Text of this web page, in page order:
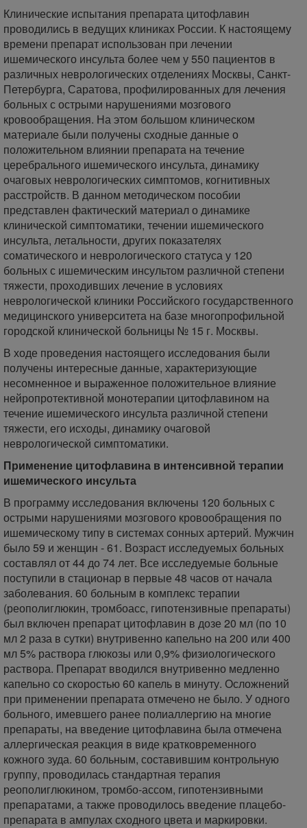
Клинические испытания препарата цитофлавин
проводились в ведущих клиниках России. К настоящему
времени препарат использован при лечении
ишемического инсульта более чем у 550 пациентов в
различных неврологических отделениях Москвы, Санкт-
Петербурга, Саратова, профилированных для лечения
больных с острыми нарушениями мозгового
кровообращения. На этом большом клиническом
материале были получены сходные данные о
положительном влиянии препарата на течение
церебрального ишемического инсульта, динамику
очаговых неврологических симптомов, когнитивных
расстройств. В данном методическом пособии
представлен фактический материал о динамике
клинической симптоматики, течении ишемического
инсульта, летальности, других показателях
соматического и неврологического статуса у 120
больных с ишемическим инсультом различной степени
тяжести, проходивших лечение в условиях
неврологической клиники Российского государственного
медицинского университета на базе многопрофильной
городской клинической больницы № 15 г. Москвы.
В ходе проведения настоящего исследования были
получены интересные данные, характеризующие
несомненное и выраженное положительное влияние
нейропротективной монотерапии цитофлавином на
течение ишемического инсульта различной степени
тяжести, его исходы, динамику очаговой
неврологической симптоматики.
Применение цитофлавина в интенсивной терапии
ишемического инсульта
В программу исследования включены 120 больных с
острыми нарушениями мозгового кровообращения по
ишемическому типу в системах сонных артерий. Мужчин
было 59 и женщин - 61. Возраст исследуемых больных
составлял от 44 до 74 лет. Все исследуемые больные
поступили в стационар в первые 48 часов от начала
заболевания. 60 больным в комплекс терапии
(реополиглюкин, тромбоасс, гипотензивные препараты)
был включен препарат цитофлавин в дозе 20 мл (по 10
мл 2 раза в сутки) внутривенно капельно на 200 или 400
мл 5% раствора глюкозы или 0,9% физиологического
раствора. Препарат вводился внутривенно медленно
капельно со скоростью 60 капель в минуту. Осложнений
при применении препарата отмечено не было. У одного
больного, имевшего ранее полиаллергию на многие
препараты, на введение цитофлавина была отмечена
аллергическая реакция в виде кратковременного
кожного зуда. 60 больным, составившим контрольную
группу, проводилась стандартная терапия
реополиглюкином, тромбо-ассом, гипотензивными
препаратами, а также проводилось введение плацебо-
препарата в ампулах сходного цвета и маркировки.